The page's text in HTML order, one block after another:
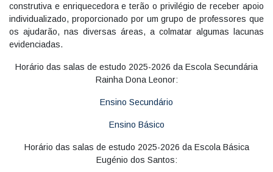
construtiva e enriquecedora e terão o privilégio de receber apoio
individualizado, proporcionado por um grupo de professores que
os ajudarão, nas diversas áreas, a colmatar algumas lacunas
evidenciadas.
Horário das salas de estudo 2025-2026 da Escola Secundária
Rainha Dona Leonor:
Ensino Secundário
Ensino Básico
Horário das salas de estudo 2025-2026 da Escola Básica
Eugénio dos Santos: